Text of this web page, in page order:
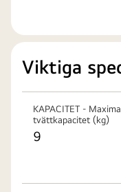
Viktiga
KAPACITET -
tvättkapacitet (kg)
9